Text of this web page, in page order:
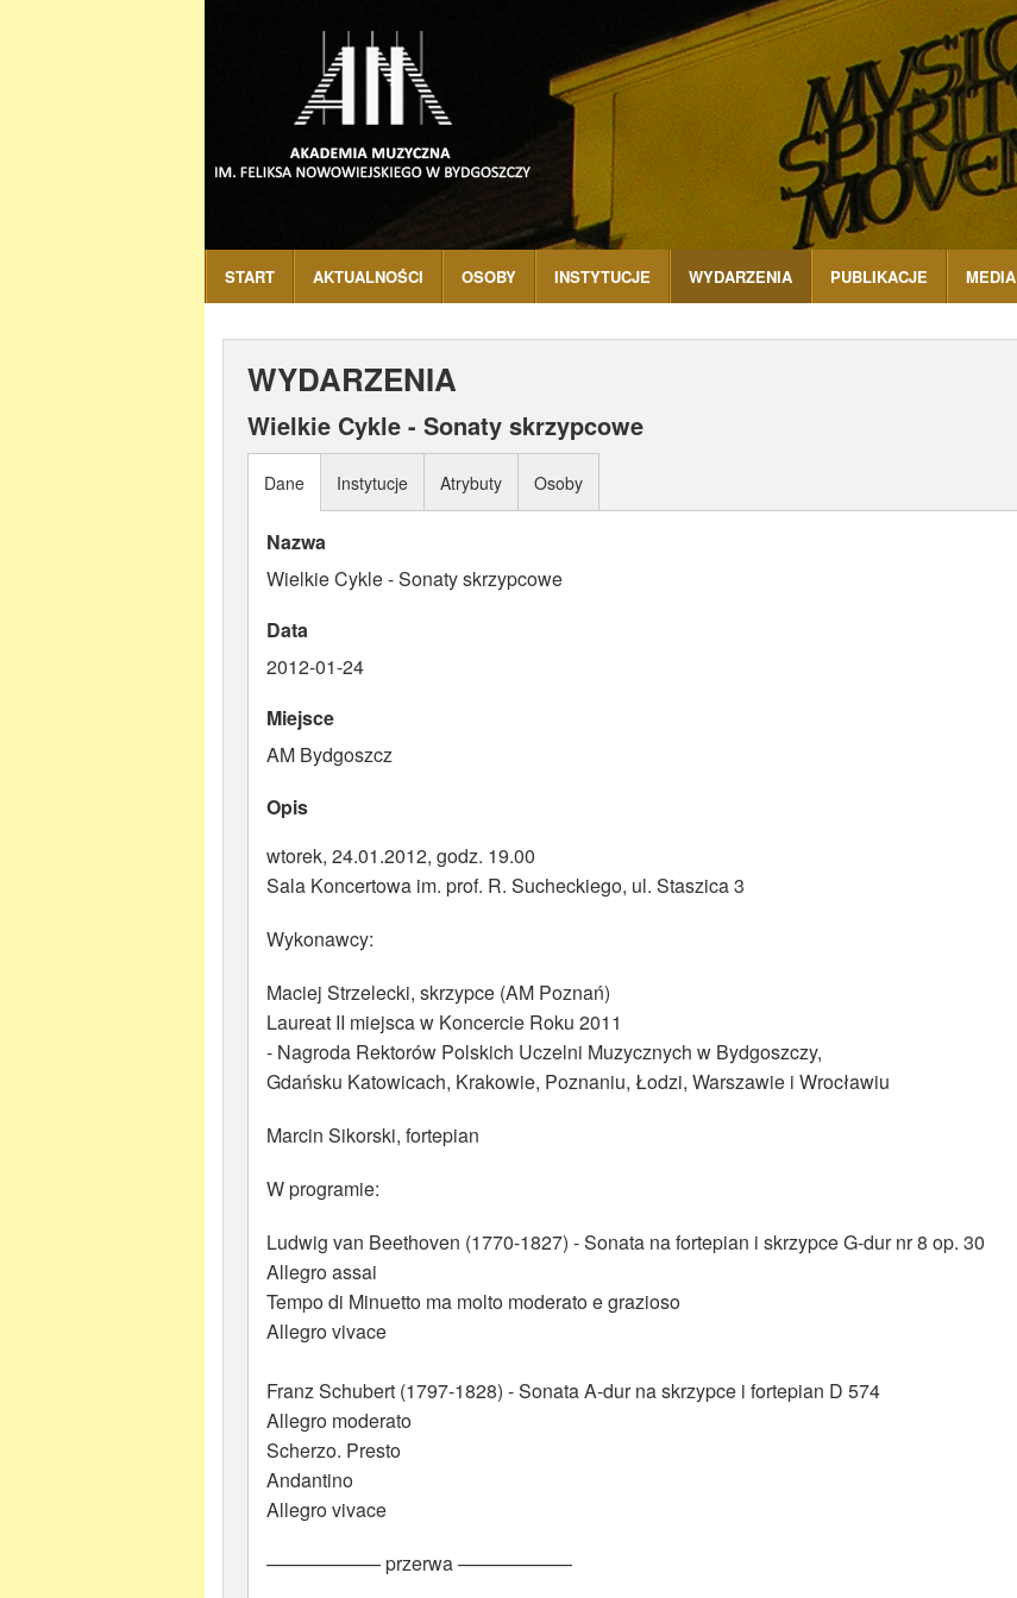
START AKTUALNOŚCI OSOBY INSTYTUCJE WYDARZENIA PUBLIKACJE MEDIA
WYDARZENIA
Wielkie Cykle - Sonaty skrzypcowe
Dane
Nazwa
Wielkie Cykle - Sonaty skrzypcowe
Data
2012-01-24
Miejsce
AM Bydgoszcz
Opis
wtorek, 24.01.2012, godz. 19.00
Sala Koncertowa im. prof. R. Sucheckiego, ul. Staszica 3
Wykonawcy:
Maciej Strzelecki, skrzypce (AM Poznań)
Laureat II miejsca w Koncercie Roku 2011
- Nagroda Rektorów Polskich Uczelni Muzycznych w Bydgoszczy,
Gdańsku Katowicach, Krakowie, Poznaniu, Łodzi, Warszawie i Wrocławiu
Marcin Sikorski, fortepian
W programie:
Ludwig van Beethoven (1770-1827) - Sonata na fortepian i skrzypce G-dur nr 8 op. 30
Allegro assai
Tempo di Minuetto ma molto moderato e grazioso
Allegro vivace
Franz Schubert (1797-1828) - Sonata A-dur na skrzypce i fortepian D 574
Allegro moderato
Scherzo. Presto
Andantino
Allegro vivace
—————— przerwa ——————
Instytucje Atrybuty
Osoby